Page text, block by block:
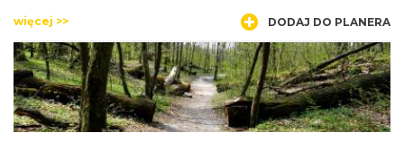
więcej >> DODAJ DO PLANERA